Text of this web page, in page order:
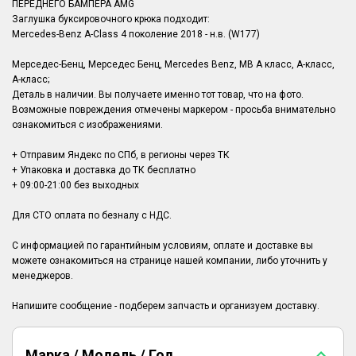
ПЕРЕДНЕГО БАМПЕРА AMG
Заглушка буксировочного крюка подходит:
Mercedes-Benz A-Class 4 поколение 2018 - н.в. (W177)
Мерседес-Бенц, Мерседес Бенц, Mercedes Benz, MB А класс, А-класс,
A-класс;
Деталь в наличии. Вы получаете именно тот товар, что на фото.
Возможные повреждения отмечены маркером - просьба внимательно
ознакомиться с изображениями.
+ Отправим Яндекс по СПб, в регионы через ТК
+ Упаковка и доставка до ТК бесплатно
+ 09:00-21:00 без выходных
Для СТО оплата по безналу с НДС.
С информацией по гарантийным условиям, оплате и доставке вы
можете ознакомиться на странице нашей компании, либо уточнить у
менеджеров.